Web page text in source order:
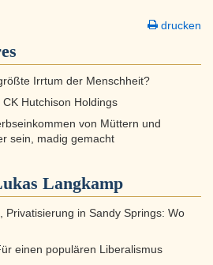
drucken
Irrtum der Menschheit?
Hutchison Holdings
von Müttern und
sein, madig gemacht
Langkamp
Privatisierung in Sandy Springs: Wo
einen populären Liberalismus